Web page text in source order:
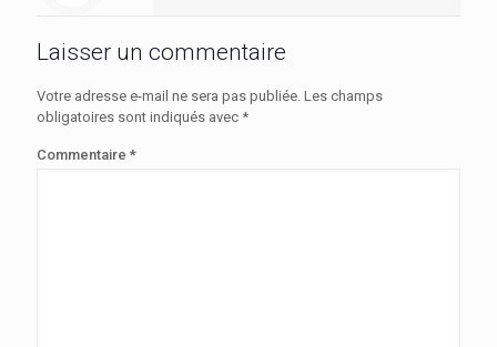
Laisser un commentaire
Votre adresse e-mail ne sera pas publiée. Les champs
obligatoires sont indiqués avec *
Commentaire *